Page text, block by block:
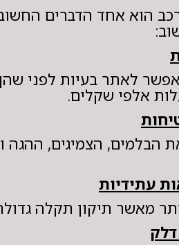
הוא אחד הדברים
לאתר בעיות לפני
אלפי שקלים.
הבלמים, הצמיגים,
עתידיות
מאשר תיקון תקלה